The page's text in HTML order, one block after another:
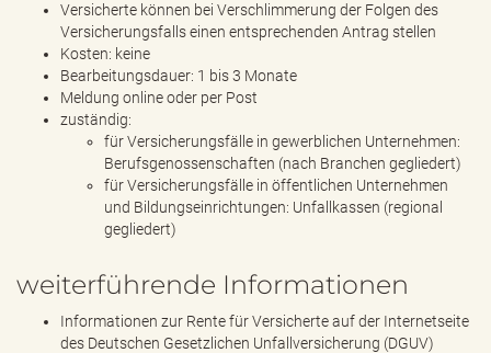
Versicherte können bei Verschlimmerung der Folgen des
Versicherungsfalls einen entsprechenden Antrag stellen
Kosten: keine
Bearbeitungsdauer: 1 bis 3 Monate
Meldung online oder per Post
zuständig:
für Versicherungsfälle in gewerblichen Unternehmen:
Berufsgenossenschaften (nach Branchen gegliedert)
für Versicherungsfälle in öffentlichen Unternehmen
und Bildungseinrichtungen: Unfallkassen (regional
gegliedert)
weiterführende Informationen
Informationen zur Rente für Versicherte auf der Internetseite
des Deutschen Gesetzlichen Unfallversicherung (DGUV)